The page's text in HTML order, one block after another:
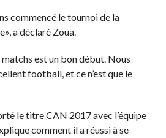
commencé le tournoi de la
a déclaré Zoua.
est un bon début. Nous
football, et ce n’est que le
le titre CAN 2017 avec l’équipe
comment il a réussi à se